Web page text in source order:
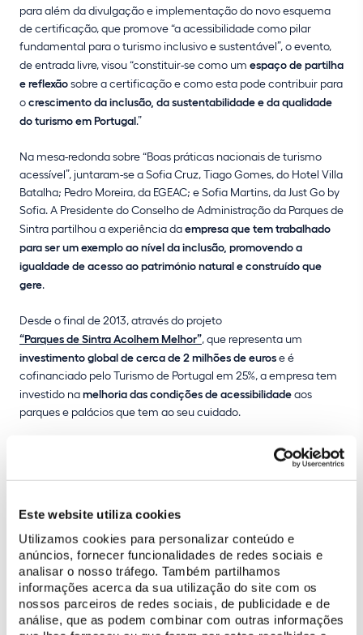
Este website utiliza cookies
Utilizamos cookies para personalizar conteúdo e
anúncios, fornecer funcionalidades de redes sociais e
analisar o nosso tráfego. Também partilhamos
informações acerca da sua utilização do site com os
nossos parceiros de redes sociais, de publicidade e de
análise, que as podem combinar com outras informações
para além da divulgação e implementação do novo esquema
de certificação, que promove “a acessibilidade como pilar
fundamental para o turismo inclusivo e sustentável”, o evento,
de entrada livre, visou “constituir-se como um espaço de partilha
e reflexãosobre a certificação e como esta pode contribuir para
ocrescimento da inclusão, da sustentabilidade e da qualidade
do turismo em Portugal.”
Na mesa-redonda sobre “Boas práticas nacionais de turismo
acessível”, juntaram-se a Sofia Cruz, Tiago Gomes, do Hotel Villa
Batalha; Pedro Moreira, da EGEAC; e Sofia Martins, da Just Go by
Sofia. A Presidente do Conselho de Administração da Parques de
Sintra partilhou a experiência daempresa que tem trabalhado
para ser um exemplo ao nível da inclusão, promovendo a
igualdade de acesso ao património natural e construído que
gere.
Desde o final de 2013, através do projeto
“Parques de Sintra Acolhem Melhor”, que representa um
investimento global de cerca de 2 milhões de eurose é
cofinanciado pelo Turismo de Portugal em 25%, a empresa tem
investido namelhoria das condições de acessibilidadeaos
parques e palácios que tem ao seu cuidado.
Sempre que possível, a Parques de Sintra procedeu a
instalação de
novos equipamentos, como maquetes, rampas, trepadores de
aparelhos de tração para cadeiras de rodas. Simultaneamente,
melhorou a qualidade dos serviços prestados a públicos
diversificados, incluindo pessoas com deficiência, de forma a
garantir uma transmissão de conhecimentos mais eficaz ao
nível cultural. As plataformas e métodos de comunicação
também foram otimizados, tirando partido das novas
tecnologias e implementando, por exemplo,visitas 360º aos